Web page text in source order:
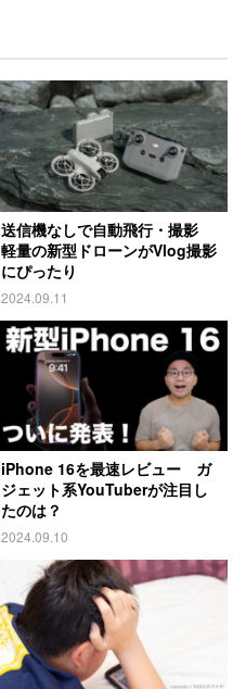
送信機なしで自動飛行・撮影
軽量の新型ドローンがVlog撮影
にぴったり
2024.09.11
iPhone 16を最速レビュー ガ
ジェット系YouTuberが注目し
たのは？
2024.09.10